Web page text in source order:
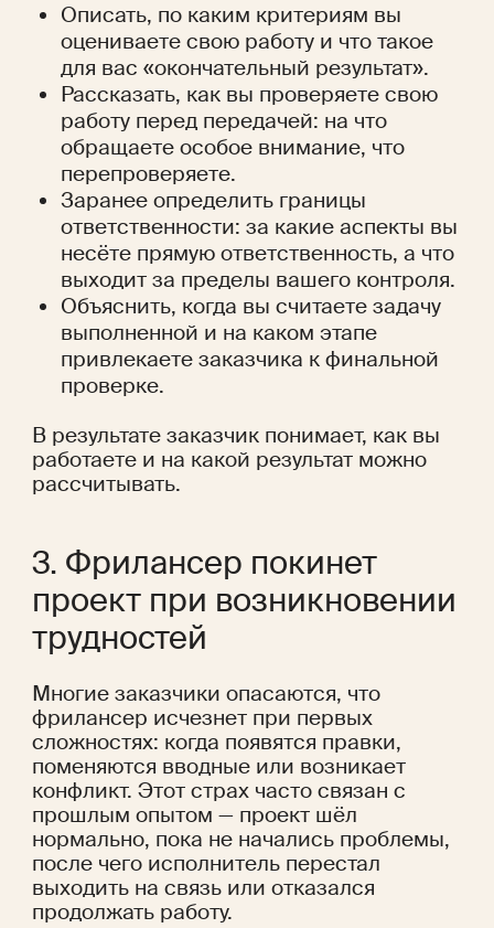
Описать, по каким критериям вы
оцениваете свою работу и что такое
для вас «окончательный результат».
Рассказать, как вы проверяете свою
работу перед передачей: на что
обращаете особое внимание, что
перепроверяете.
Заранее определить границы
ответственности: за какие аспекты вы
несёте прямую ответственность, а что
выходит за пределы вашего контроля.
Объяснить, когда вы считаете задачу
выполненной и на каком этапе
привлекаете заказчика к финальной
проверке.
В результате заказчик понимает, как вы
работаете и на какой результат можно
рассчитывать.
3. Фрилансер покинет
проект при возникновении
трудностей
Многие заказчики опасаются, что
фрилансер исчезнет при первых
сложностях: когда появятся правки,
поменяются вводные или возникает
конфликт. Этот страх часто связан с
прошлым опытом — проект шёл
нормально, пока не начались проблемы,
после чего исполнитель перестал
выходить на связь или отказался
продолжать работу.